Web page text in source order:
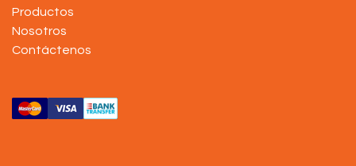
Productos
Nosotros
Contáctenos